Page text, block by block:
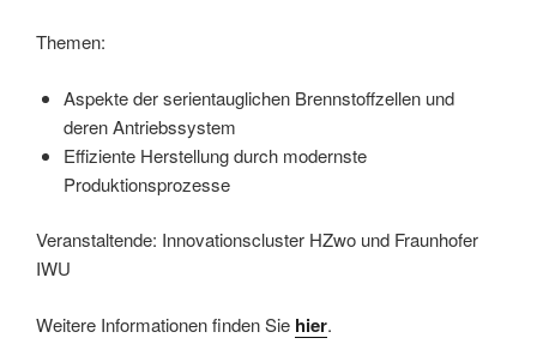
Themen:
Aspekte der serientauglichen Brennstoffzellen und
deren Antriebssystem
Effiziente Herstellung durch modernste
Produktionsprozesse
Veranstaltende: Innovationscluster HZwo und Fraunhofer
IWU
Weitere Informationen finden Sie hier.